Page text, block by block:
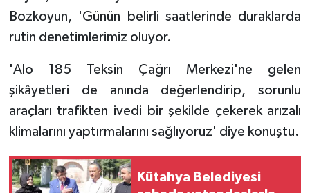
Bozkoyun, 'Günün belirli saatlerinde duraklarda
rutin denetimlerimiz oluyor.
'Alo 185 Teksin Çağrı Merkezi'ne gelen
şikâyetleri de anında değerlendirip, sorunlu
araçları trafikten ivedi bir şekilde çekerek arızalı
klimalarını yaptırmalarını sağlıyoruz' diye konuştu.
Kütahya Belediyesi